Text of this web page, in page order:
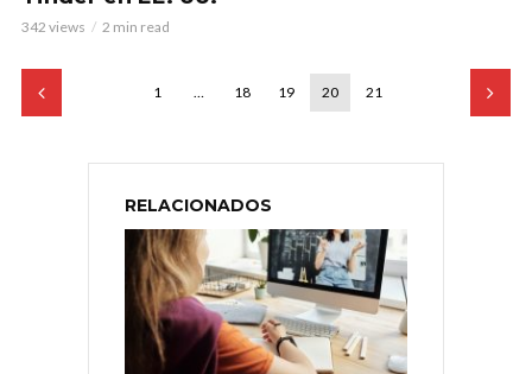
342 views 2 min read
1 … 18 19 20 21
RELACIONADOS